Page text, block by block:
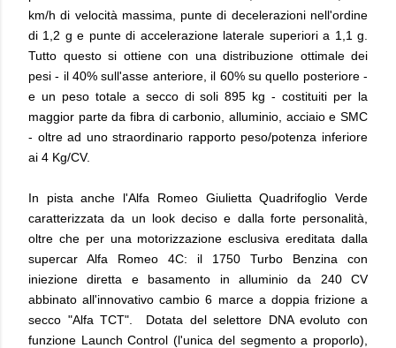
km/h di velocità massima, punte di decelerazioni nell'ordine
di 1,2 g e punte di accelerazione laterale superiori a 1,1 g.
Tutto questo si ottiene con una distribuzione ottimale dei
pesi - il 40% sull'asse anteriore, il 60% su quello posteriore -
e un peso totale a secco di soli 895 kg - costituiti per la
maggior parte da fibra di carbonio, alluminio, acciaio e SMC
- oltre ad uno straordinario rapporto peso/potenza inferiore
ai 4 Kg/CV.
In pista anche l'Alfa Romeo Giulietta Quadrifoglio Verde
caratterizzata da un look deciso e dalla forte personalità,
oltre che per una motorizzazione esclusiva ereditata dalla
supercar Alfa Romeo 4C: il 1750 Turbo Benzina con
iniezione diretta e basamento in alluminio da 240 CV
abbinato all'innovativo cambio 6 marce a doppia frizione a
secco "Alfa TCT". Dotata del selettore DNA evoluto con
funzione Launch Control (l'unica del segmento a proporlo),